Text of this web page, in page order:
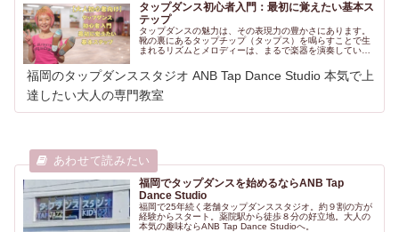
タップダンス初心者入門：最初に覚えたい基本ス
テップ
タップダンスの魅力は、その表現力の豊かさにあります。
靴の裏にあるタップチップ（タップス）を鳴らすことで生
まれるリズムとメロディーは、まるで楽器を演奏している
う印象を与えることができます。
福岡のタップダンススタジオ ANB Tap Dance Studio 本気で上
達したい大人の専門教室
福岡でタップダンスを始めるならANB Tap
Dance Studio
福岡で25年続く老舗タップダンススタジオ。約９割の方が
経験からスタート。薬院駅から徒歩８分の好立地。大人の
本気の趣味ならANB Tap Dance Studioへ。